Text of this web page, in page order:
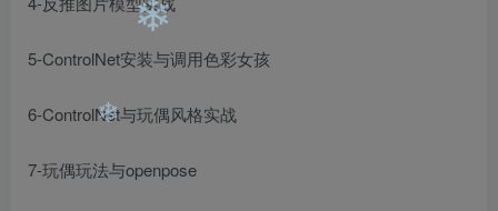
5-ControlNet安装与调用色彩女孩
6-ControlNet与玩偶风格实战
7-玩偶玩法与openpose
❄
❄
❄